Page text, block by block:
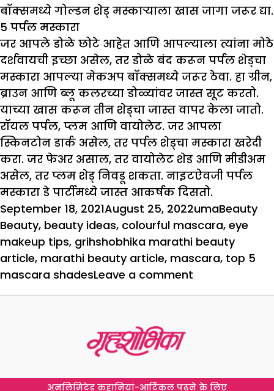
बॉक्समध्ये गोल्डन शेड् मस्काऱ्याला खास जागा जरूर द्या.
5 पर्पल मस्कारा
जर आपले डोळे छोटे आहेत आणि आपल्याला त्यांना मोठे
दर्शवायची इच्छा असेल, तर डोळे बंद करून पर्पल शेड्चा
मस्कारा आपल्या मेकअप बॉक्समध्ये जरूर ठेवा. हा ग्रीन,
ब्राउन आणि ब्लू कलरच्या डोळ्यांवर जास्त सूट करतो.
याच्या खास करून तीन शेड्चा जास्त वापर केला जातो.
रॉयल पर्पल, प्लम आणि वायोलेट. जर आपला
स्किनटोन डार्क असेल, तर पर्पल शेड्चा मस्कारा खरेदी
करा. जर फेअर असाल, तर वायोलेट शेड आणि मीडीअम
असेल, तर प्लम शेड् निवडू शकता. नाइटऐवजी पर्पल
मस्कारा डे पार्टीमध्ये जास्त आकर्षक दिसतो.
Posted
on
September 18, 2021August 25, 2022Author
umaBeauty
Beauty, beauty ideas, colourful mascara, eye
makeup tips, grihshobhika marathi beauty
article, marathi beauty article, mascara, top 5
mascara shadesLeave a comment
अनलिमिटेड कहानियां-आर्टिकल पढ़ने के लिए